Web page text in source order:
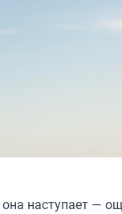
она наступает —